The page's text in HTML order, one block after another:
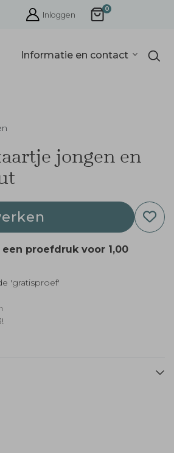
Inloggen
0
Informatie en contact
jongen en
proefdruk voor 1,00
'gratisproef'